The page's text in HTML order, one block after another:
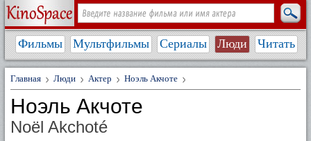
Фильмы Мультфильмы Сериалы Люди Читать
Главная Люди Актер Ноэль Акчоте
Ноэль Акчоте
Noël Akchoté